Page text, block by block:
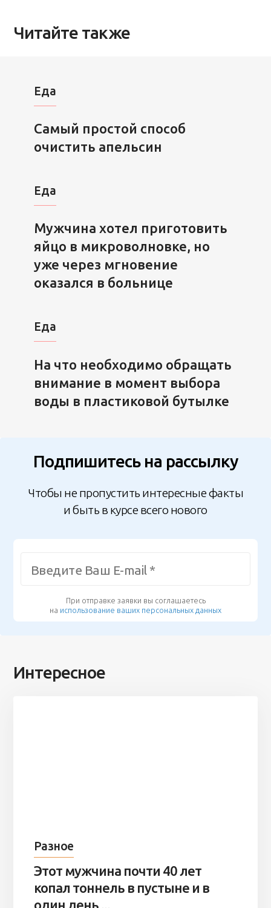
Читайте также
Еда
Самый простой способ
очистить апельсин
Еда
Мужчина хотел приготовить
яйцо в микроволновке, но
уже через мгновение
оказался в больнице
Еда
На что необходимо обращать
внимание в момент выбора
воды в пластиковой бутылке
Подпишитесь на рассылку
Чтобы не пропустить интересные факты
и быть в курсе всего нового
При отправке заявки вы соглашаетесь
на использование ваших персональных данных
Интересное
Разное
Этот мужчина почти 40 лет
копал тоннель в пустыне и в
один день ...